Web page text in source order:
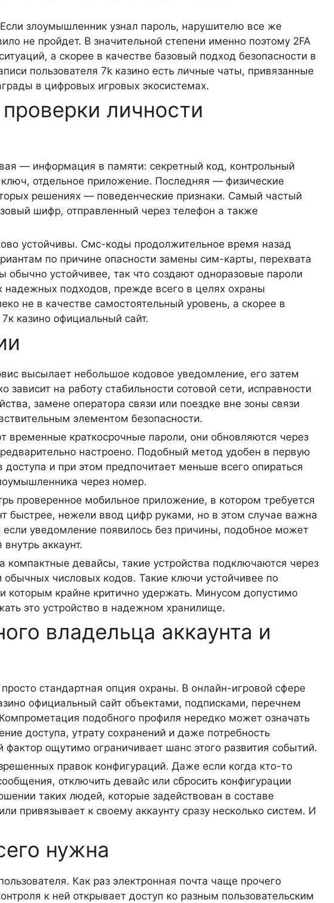
злоумышленник узнал пароль, нарушителю все же
не пройдет. В значительной степени именно поэтому 2FA
а скорее в качестве базовый подход безопасности в
пользователя 7k казино есть личные чаты, привязанные
в цифровых игровых экосистемах.
личности
— информация в памяти: секретный код, контрольный
отдельное приложение. Последняя — физические
решениях — поведенческие признаки. Самый частый
шифр, отправленный через телефон а также
устойчивы. Смс-коды продолжительное время назад
по причине опасности замены сим-карты, перехвата
устойчивее, так что создают одноразовые пароли
надежных подходов, прежде всего в целях охраны
не в качестве самостоятельный уровень, а скорее в
казино официальный сайт.
высылает небольшое кодовое уведомление, его затем
на работу стабильности сотовой сети, исправности
замене оператора связи или поездке вне зоны связи
элементом безопасности.
краткосрочные пароли, они обновляются через
настроено. Подобный метод удобен в первую
и при этом предпочитает меньше всего опираться
через номер.
проверенное мобильное приложение, в котором требуется
быстрее, нежели ввод цифр руками, но в этом случае важна
уведомление появилось без причины, подобное может
аккаунт.
девайсы, такие устройства подключаются через
обычных числовых кодов. Такие ключи устойчивее по
которым крайне критично удержать. Минусом допустимо
это устройство в надежном хранилище.
владельца аккаунта и
стандартная опция охраны. В онлайн-игровой сфере
официальный сайт объектами, подписками, перечнем
подобного профиля нередко может означать
доступа, утрату сохранений и даже потребность
ощутимо ограничивает шанс этого развития событий.
правок конфигураций. Даже если когда кто-то
отключить девайс или сбросить конфигурации
таких людей, которые задействован в составе
привязывает к своему аккаунту сразу несколько систем. И
нужна
Как раз электронная почта чаще прочего
к ней открывает доступ ко разным пользовательским